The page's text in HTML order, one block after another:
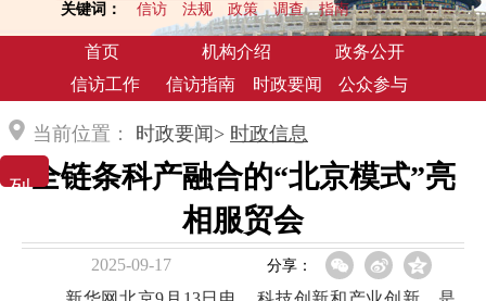
关键词： 信访 法规 政策 调查 指南
首页 机构介绍
政务公开
信访工作
信访指南 时政要闻 公众参与
当前位置： 时政要闻> 时政信息
全链条科产融合的“北京模式”亮
相服贸会
2025-09-17 分享：